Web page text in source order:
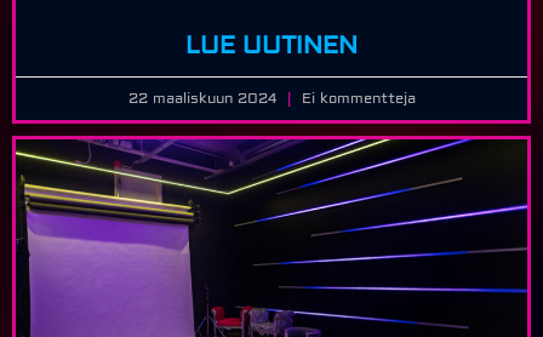
LUE UUTINEN
22 maaliskuun 2024 Ei kommentteja